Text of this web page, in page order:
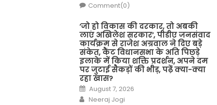
Comment(0)
‘जो हो विकास की दरकार, तो अबकी
लाएं अखिलेश सरकार’, पीडीए जनसंवाद
कार्यक्रम से राजेश अग्रवाल ने दिए बड़े
संकेत, कैंट विधानसभा के अति पिछड़े
इलाके में किया शक्ति प्रदर्शन, अपने दम
पर जुटाई सैकड़ों की भीड़, पढ़ें क्या-क्या
रहा खास?
Posted
on
August 7, 2026
Author
Neeraj Jogi